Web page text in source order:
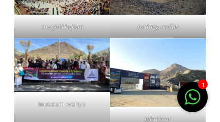
masjidil haram padang arafah
museum wahyu
jabal tsur
1